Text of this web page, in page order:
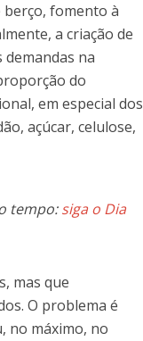
berço, fomento à
a criação de
na
do
em especial dos
açúcar, celulose,
tempo:siga o Dia
mas que
O problema é
no máximo, no